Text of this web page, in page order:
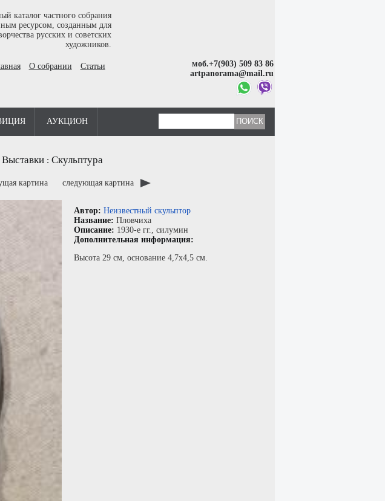
каталог частного собрания
ресурсом, созданным для
русских и советских
художников.
О собрании Статьи
моб.+7(903) 509 83 86
artpanorama@mail.ru
АУКЦИОН
Выставки : Скульптура
картина следующая картина
Автор: Неизвестный скульптор
Название: Пловчиха
Описание: 1930-е гг., силумин
Дополнительная информация:
Высота 29 см, основание 4,7х4,5 см.